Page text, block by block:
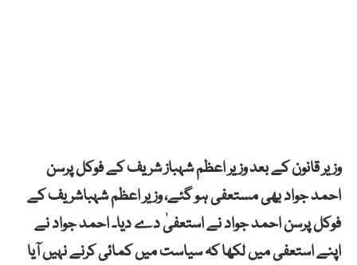
وزیر قانون کے بعد وزیر اعظم شہباز شریف کے فوکل پرسن
احمد جواد بھی مستعفی ہو گئے، وزیر اعظم شہباشریف کے
فوکل پرسن احمد جواد نے استعفیٰ دے دیا۔ احمد جواد نے
اپنے استعفی میں لکھا کہ سیاست میں کمائی کرنے نہیں آیا